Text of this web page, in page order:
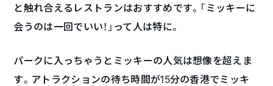
と触れ合えるレストランはおすすめです。「ミッキーに
会うのは一回でいい！」って人は特に。
パークに入っちゃうとミッキーの人気は想像を超えま
す。アトラクションの待ち時間が15分の香港でミッキ